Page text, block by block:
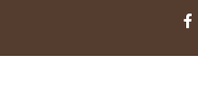
contenuto